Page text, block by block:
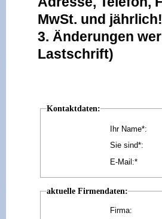
MwSt. und jährlich!
3. Änderungen
Lastschrift)
Kontaktdaten:
Ihr Name*:
Sie sind*:
E-Mail:*
aktuelle Firmendaten:
Firma: